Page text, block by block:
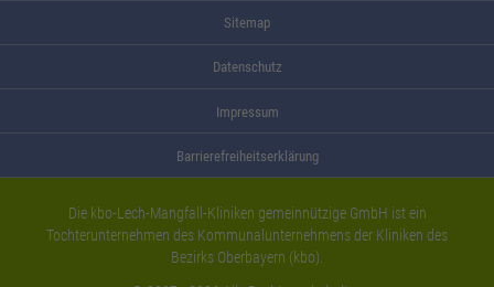
Sitemap
Datenschutz
Impressum
Barrierefreiheitserklärung
Die kbo-Lech-Mangfall-Kliniken gemeinnützige GmbH ist ein
Tochterunternehmen des Kommunalunternehmens der Kliniken des
Bezirks Oberbayern (kbo).